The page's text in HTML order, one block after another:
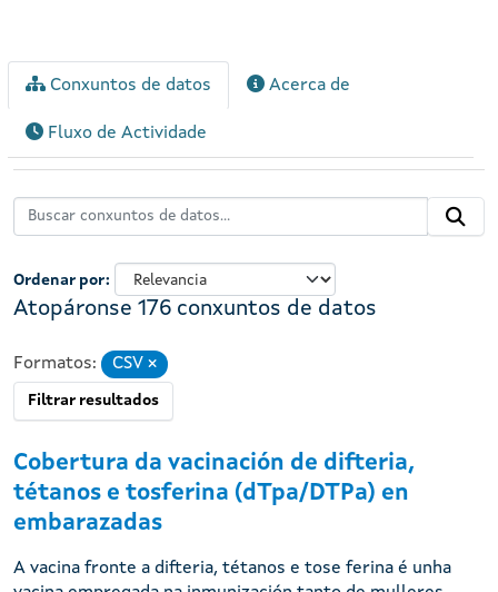
Conxuntos de datos Acerca de
Fluxo de Actividade
Ordenar por
Atopáronse 176 conxuntos de datos
Formatos: CSV Eliminar
Filtrar resultados
Cobertura da vacinación de difteria,
tétanos e tosferina (dTpa/DTPa) en
embarazadas
A vacina fronte a difteria, tétanos e tose ferina é unha